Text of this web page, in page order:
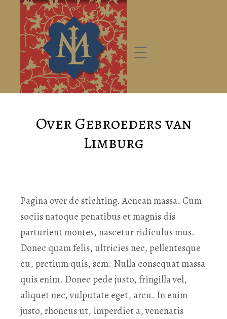
Over Gebroeders van
Limburg
Pagina over de stichting. Aenean massa. Cum
sociis natoque penatibus et magnis dis
parturient montes, nascetur ridiculus mus.
Donec quam felis, ultricies nec, pellentesque
eu, pretium quis, sem. Nulla consequat massa
quis enim. Donec pede justo, fringilla vel,
aliquet nec, vulputate eget, arcu. In enim
justo, rhoncus ut, imperdiet a, venenatis